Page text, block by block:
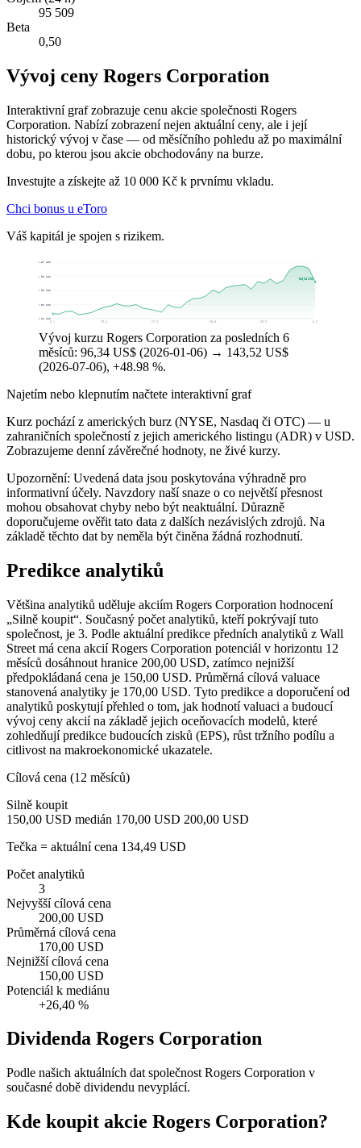
95 509
Beta
0,50
Vývoj ceny Rogers Corporation
Interaktivní graf zobrazuje cenu akcie společnosti Rogers
Corporation. Nabízí zobrazení nejen aktuální ceny, ale i její
historický vývoj v čase — od měsíčního pohledu až po maximální
dobu, po kterou jsou akcie obchodovány na burze.
Investujte a získejte až 10 000 Kč k prvnímu vkladu.
Chci bonus u eToro
Váš kapitál je spojen s rizikem.
89,12 US$
110,06 US$
130,99 US$
151,93 US$
172,87 US$
6. 1. 10. 2. 17. 3. 24. 4. 29. 5. 6. 7.
143,52 US$
Vývoj kurzu Rogers Corporation za posledních 6
měsíců: 96,34 US$ (2026-01-06) → 143,52 US$
(2026-07-06), +48.98 %.
Najetím nebo klepnutím načtete interaktivní graf
Kurz pochází z amerických burz (NYSE, Nasdaq či OTC) — u
zahraničních společností z jejich amerického listingu (ADR) v USD.
Zobrazujeme denní závěrečné hodnoty, ne živé kurzy.
Upozornění: Uvedená data jsou poskytována výhradně pro
informativní účely. Navzdory naší snaze o co největší přesnost
mohou obsahovat chyby nebo být neaktuální. Důrazně
doporučujeme ověřit tato data z dalších nezávislých zdrojů. Na
základě těchto dat by neměla být činěna žádná rozhodnutí.
Predikce analytiků
Většina analytiků uděluje akciím Rogers Corporation hodnocení
„Silně koupit“. Současný počet analytiků, kteří pokrývají tuto
společnost, je 3. Podle aktuální predikce předních analytiků z Wall
Street má cena akcií Rogers Corporation potenciál v horizontu 12
měsíců dosáhnout hranice 200,00 USD, zatímco nejnižší
předpokládaná cena je 150,00 USD. Průměrná cílová valuace
stanovená analytiky je 170,00 USD. Tyto predikce a doporučení od
analytiků poskytují přehled o tom, jak hodnotí valuaci a budoucí
vývoj ceny akcií na základě jejich oceňovacích modelů, které
zohledňují predikce budoucích zisků (EPS), růst tržního podílu a
citlivost na makroekonomické ukazatele.
Cílová cena (12 měsíců)
Silně koupit
150,00 USD medián 170,00 USD 200,00 USD
Tečka = aktuální cena 134,49 USD
Počet analytiků
3
Nejvyšší cílová cena
200,00 USD
Průměrná cílová cena
170,00 USD
Nejnižší cílová cena
150,00 USD
Potenciál k mediánu
+26,40 %
Dividenda Rogers Corporation
Podle našich aktuálních dat společnost Rogers Corporation v
současné době dividendu nevyplácí.
Kde koupit akcie Rogers Corporation?